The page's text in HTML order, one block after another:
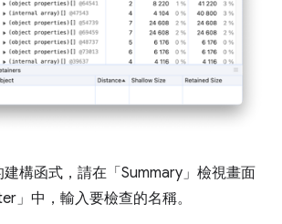
構函式，請在「Summary」 檢視畫面
」 中，輸入要檢查的名稱。